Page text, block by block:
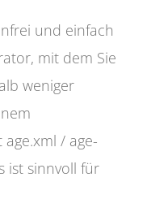
und einfach
mit dem Sie
weniger
/ age-
ist sinnvoll für